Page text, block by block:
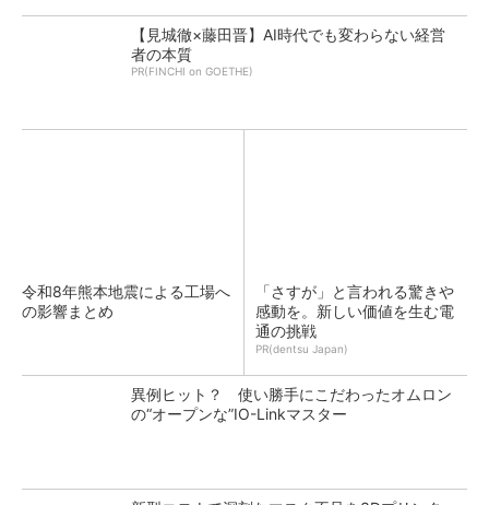
【見城徹×藤田晋】AI時代でも変わらない経営
者の本質
PR(FINCHI on GOETHE)
令和8年熊本地震による工場へ
の影響まとめ
「さすが」と言われる驚きや
感動を。新しい価値を生む電
通の挑戦
PR(dentsu Japan)
異例ヒット？ 使い勝手にこだわったオムロン
の“オープンな”IO-Linkマスター